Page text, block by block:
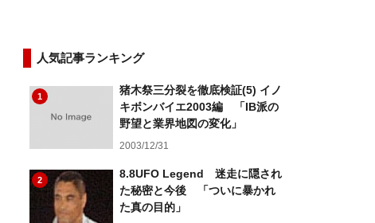
人気記事ランキング
1
猪木祭三分裂を徹底検証(5) イノ
キボンバイエ2003編 「IB派の
野望と業界地図の変化」
2003/12/31
2
8.8UFO Legend 迷走に隠され
た秘密と今後 「ついに暴かれ
た真の目的」